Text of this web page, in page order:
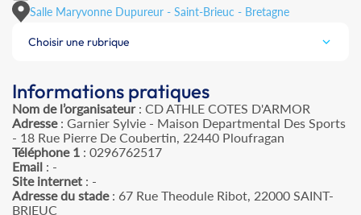
Salle Maryvonne Dupureur - Saint-Brieuc - Bretagne
Choisir une rubrique
Informations pratiques
Nom de l’organisateur: CD ATHLE COTES D'ARMOR
Adresse: Garnier Sylvie - Maison Departmental Des Sports
- 18 Rue Pierre De Coubertin, 22440 Ploufragan
Téléphone 1 : 0296762517
Email : -
Site internet : -
Adresse du stade: 67 Rue Theodule Ribot, 22000 SAINT-
BRIEUC